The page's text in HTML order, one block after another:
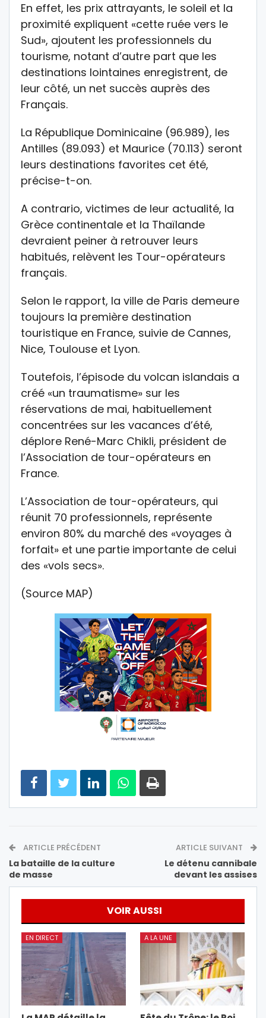
En effet, les prix attrayants, le soleil et la
proximité expliquent «cette ruée vers le
Sud», ajoutent les professionnels du
tourisme, notant d’autre part que les
destinations lointaines enregistrent, de
leur côté, un net succès auprès des
Français.
La République Dominicaine (96.989), les
Antilles (89.093) et Maurice (70.113) seront
leurs destinations favorites cet été,
précise-t-on.
A contrario, victimes de leur actualité, la
Grèce continentale et la Thaïlande
devraient peiner à retrouver leurs
habitués, relèvent les Tour-opérateurs
français.
Selon le rapport, la ville de Paris demeure
toujours la première destination
touristique en France, suivie de Cannes,
Nice, Toulouse et Lyon.
Toutefois, l’épisode du volcan islandais a
créé «un traumatisme» sur les
réservations de mai, habituellement
concentrées sur les vacances d’été,
déplore René-Marc Chikli, président de
l’Association de tour-opérateurs en
France.
L’Association de tour-opérateurs, qui
réunit 70 professionnels, représente
environ 80% du marché des «voyages à
forfait» et une partie importante de celui
des «vols secs».
(Source MAP)
ARTICLE PRÉCÉDENT
La bataille de la culture
de masse
ARTICLE SUIVANT
Le détenu cannibale
devant les assises
VOIR AUSSI
EN DIRECT A LA UNE